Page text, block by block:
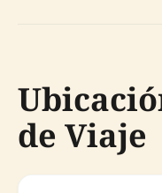
de Viaje